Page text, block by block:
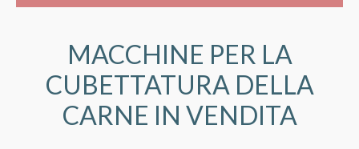
MACCHINE PER LA
CUBETTATURA DELLA
CARNE IN VENDITA